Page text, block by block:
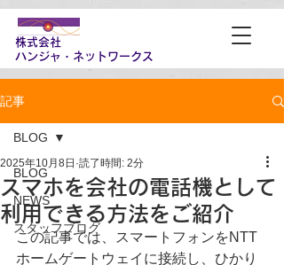
株式会社
​ハンジャ・ネットワークス
記事
BLOG
NEWS
スタッフブログ
BLOG
スマホを会社の電話機として
利用できる方法をご紹介
2025年10月8日 読了時間: 2分
この記事では、スマートフォンをNTT
ホームゲートウェイに接続し、ひかり